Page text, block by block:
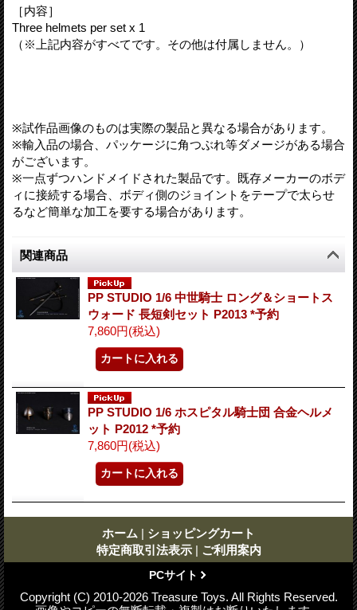
［内容］
Three helmets per set x 1
（※上記内容がすべてです。その他は付属しません。）
※試作品画像のものは実際の製品と異なる場合があります。
※輸入品の場合、パッケージに角つぶれ等ダメージがある場合
がございます。
※一点ずつハンドメイドされた製品です。既存メーカーのボデ
ィに接続する場合、ボディ側のジョイントをテープで太らせ
るなど簡単な加工を要する場合があります。
関連商品
PP STUDIO 1/6 中世騎士 ロング＆ショートス
ウォード 長短剣セット P2013 *予約
7,860円(税込)
PP STUDIO 1/6 ホスピタル騎士団 合金ヘルメ
ット P2012 *予約
7,860円(税込)
ホーム | ショッピングカート
特定商取引法表示 | ご利用案内
PCサイト
Copyright (C) 2010-2026 Treasure Toys. All Rights Reserved.